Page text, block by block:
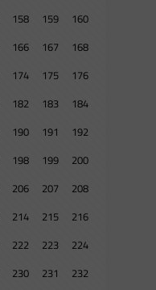
158 159
160
166 167
168
174 175
176
182 183
184
190 191
192
198 199
200
206 207
208
214 215
216
222 223
224
230 231
232